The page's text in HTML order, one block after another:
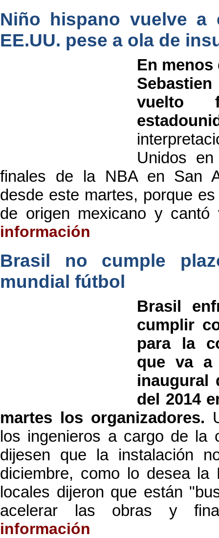
Niño hispano vuelve a
EE.UU. pese a ola de
En menos
vuelto
Unidos
finales de la NBA en San
desde este martes, porque
de origen mexicano y cantó
información
Brasil no cumple
mundial fútbol
Brasil
cumplir
para la
que va a
inaugural
del 2014
martes los organizadores.
los ingenieros a cargo de la
dijesen que la instalación
diciembre, como lo desea la
locales dijeron que están
acelerar las obras y
información